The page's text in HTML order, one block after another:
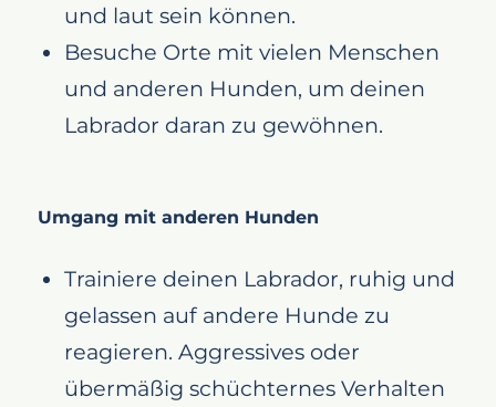
und laut sein können.
Besuche Orte mit vielen Menschen
und anderen Hunden, um deinen
Labrador daran zu gewöhnen.
Umgang mit anderen Hunden
Trainiere deinen Labrador, ruhig und
gelassen auf andere Hunde zu
reagieren. Aggressives oder
übermäßig schüchternes Verhalten